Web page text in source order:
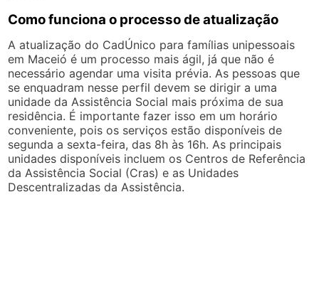
Como funciona o processo de atualização
A atualização do CadÚnico para famílias unipessoais
em Maceió é um processo mais ágil, já que não é
necessário agendar uma visita prévia. As pessoas que
se enquadram nesse perfil devem se dirigir a uma
unidade da Assistência Social mais próxima de sua
residência. É importante fazer isso em um horário
conveniente, pois os serviços estão disponíveis de
segunda a sexta-feira, das 8h às 16h. As principais
unidades disponíveis incluem os Centros de Referência
da Assistência Social (Cras) e as Unidades
Descentralizadas da Assistência.